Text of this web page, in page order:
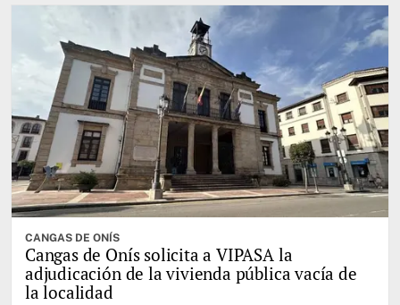
CANGAS DE ONÍS
Cangas de Onís solicita a VIPASA la
adjudicación de la vivienda pública vacía de
la localidad